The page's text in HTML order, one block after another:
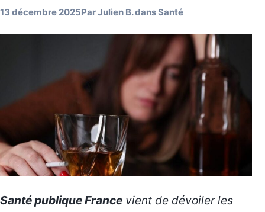
13 décembre 2025ParJulien B.dansSanté
Santé publique France vient de dévoiler les